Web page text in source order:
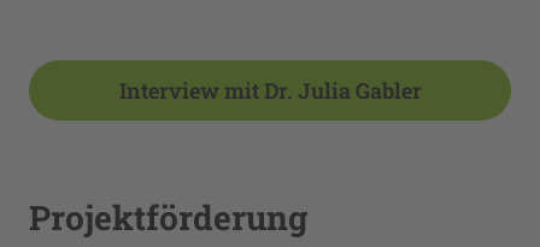
Interview mit Dr. Julia Gabler
Projektförderung